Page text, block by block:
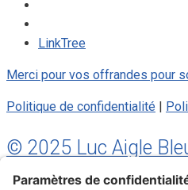
LinkTree
Merci pour vos offrandes pour
Politique de confidentialité
© 2025 Luc Aigle
réservé.